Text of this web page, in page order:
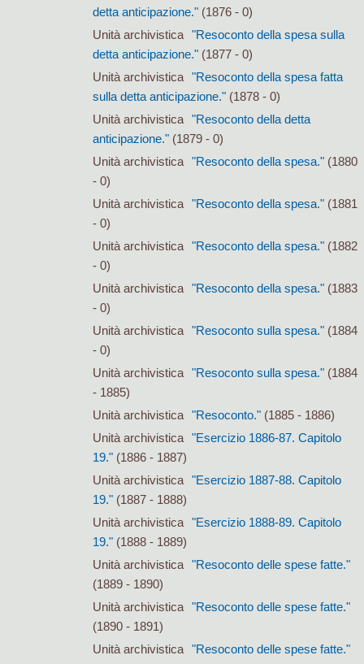
detta anticipazione." (1876 - 0)
Unità archivistica
"Resoconto della spesa sulla
detta anticipazione." (1877 - 0)
Unità archivistica
"Resoconto della spesa fatta
sulla detta anticipazione." (1878 - 0)
Unità archivistica
"Resoconto della detta
anticipazione." (1879 - 0)
Unità archivistica
"Resoconto della spesa." (1880
- 0)
Unità archivistica
"Resoconto della spesa." (1881
- 0)
Unità archivistica
"Resoconto della spesa." (1882
- 0)
Unità archivistica
"Resoconto della spesa." (1883
- 0)
Unità archivistica
"Resoconto sulla spesa." (1884
- 0)
Unità archivistica
"Resoconto sulla spesa." (1884
- 1885)
Unità archivistica
"Resoconto." (1885 - 1886)
Unità archivistica
"Esercizio 1886-87. Capitolo
19." (1886 - 1887)
Unità archivistica
"Esercizio 1887-88. Capitolo
19." (1887 - 1888)
Unità archivistica
"Esercizio 1888-89. Capitolo
19." (1888 - 1889)
Unità archivistica
"Resoconto delle spese fatte."
(1889 - 1890)
Unità archivistica
"Resoconto delle spese fatte."
(1890 - 1891)
Unità archivistica
"Resoconto delle spese fatte."